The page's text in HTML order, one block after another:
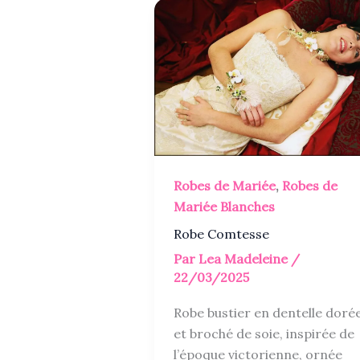
Robes de Mariée, Robes de
Mariée Blanches
Robe Comtesse
Par Lea Madeleine /
22/03/2025
Robe bustier en dentelle
et broché de soie, inspirée de
l’époque victorienne, ornée